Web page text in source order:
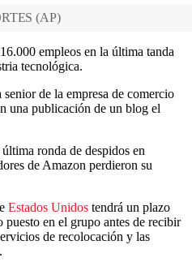
(AP)
empleos en la última tanda
tecnológica.
de la empresa de comercio
una publicación de un blog el
ronda de despidos en
de Amazon perdieron su
Estados Unidos tendrá un plazo
puesto en el grupo antes de recibir
de recolocación y las